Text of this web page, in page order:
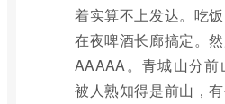
着实算不上发达。吃
在夜啤酒长廊搞定。
AAAAA。青城山分
被人熟知得是前山，